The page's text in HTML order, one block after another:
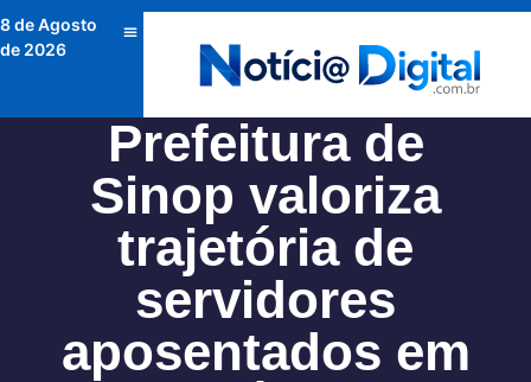
8 de Agosto
de 2026
Prefeitura de
Sinop valoriza
trajetória de
servidores
aposentados em